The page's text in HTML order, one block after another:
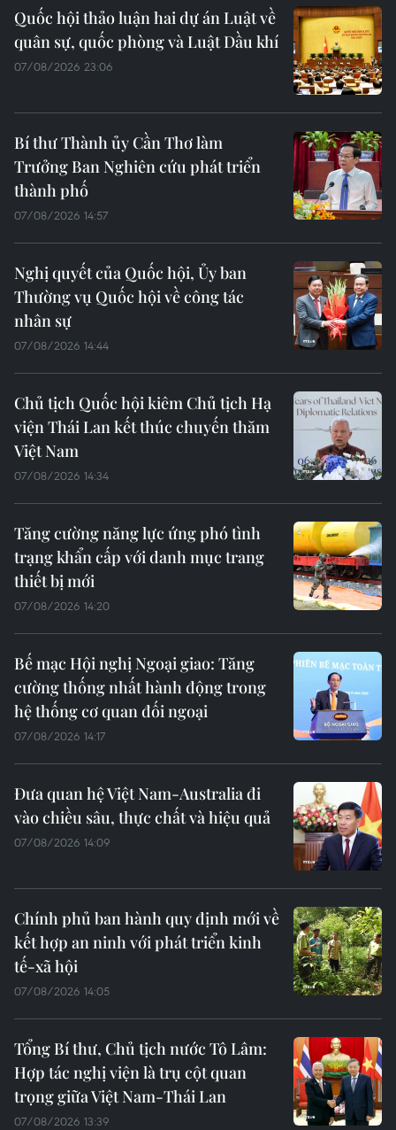
Quốc hội thảo luận hai dự án Luật về
quân sự, quốc phòng và Luật Dầu khí
07/08/2026 23:06
Bí thư Thành ủy Cần Thơ làm
Trưởng Ban Nghiên cứu phát triển
thành phố
07/08/2026 14:57
Nghị quyết của Quốc hội, Ủy ban
Thường vụ Quốc hội về công tác
nhân sự
07/08/2026 14:44
Chủ tịch Quốc hội kiêm Chủ tịch Hạ
viện Thái Lan kết thúc chuyến thăm
Việt Nam
07/08/2026 14:34
Tăng cường năng lực ứng phó tình
trạng khẩn cấp với danh mục trang
thiết bị mới
07/08/2026 14:20
Bế mạc Hội nghị Ngoại giao: Tăng
cường thống nhất hành động trong
hệ thống cơ quan đối ngoại
07/08/2026 14:17
Đưa quan hệ Việt Nam-Australia đi
vào chiều sâu, thực chất và hiệu quả
07/08/2026 14:09
Chính phủ ban hành quy định mới về
kết hợp an ninh với phát triển kinh
tế-xã hội
07/08/2026 14:05
Tổng Bí thư, Chủ tịch nước Tô Lâm:
Hợp tác nghị viện là trụ cột quan
trọng giữa Việt Nam-Thái Lan
07/08/2026 13:39